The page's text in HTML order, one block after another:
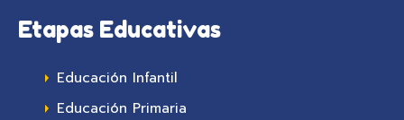
Etapas Educativas
Educación Infantil
Educación Primaria